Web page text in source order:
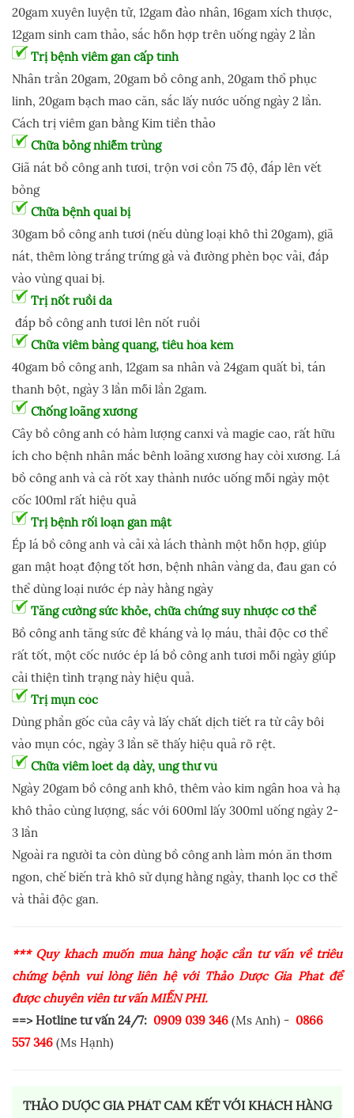
20gam xuyên luyện tử, 12gam đào nhân, 16gam xích thược,
12gam sinh cam thảo, sắc hỗn hợp trên uống ngày 2 lần
Trị bệnh viêm gan cấp tính
Nhân trần 20gam, 20gam bồ công anh, 20gam thổ phục
linh, 20gam bạch mao căn, sắc lấy nước uống ngày 2 lần.
Cách trị viêm gan bằng Kim tiền thảo
Chữa bỏng nhiễm trùng
Giã nát bồ công anh tươi, trộn vơi cồn 75 độ, đắp lên vết
bỏng
Chữa bệnh quai bị
30gam bồ công anh tươi (nếu dùng loại khô thì 20gam), giã
nát, thêm lòng trắng trứng gà và đường phèn bọc vải, đắp
vào vùng quai bị.
Trị nốt ruồi da
đắp bồ công anh tươi lên nốt ruồi
Chữa viêm bàng quang, tiêu hóa kém
40gam bồ công anh, 12gam sa nhân và 24gam quất bì, tán
thanh bột, ngày 3 lần mỗi lần 2gam.
Chống loãng xương
Cây bồ công anh có hàm lượng canxi và magie cao, rất hữu
ích cho bệnh nhân mắc bênh loãng xương hay còi xương. Lá
bồ công anh và cà rốt xay thành nước uống mỗi ngày một
cốc 100ml rất hiệu quả
Trị bệnh rối loạn gan mật
Ép lá bồ công anh và cải xà lách thành một hỗn hợp, giúp
gan mật hoạt động tốt hơn, bệnh nhân vàng da, đau gan có
thể dùng loại nước ép này hằng ngày
Tăng cường sức khỏe, chữa chứng suy nhược cơ thể
Bồ công anh tăng sức đề kháng và lọ máu, thải độc cơ thể
rất tốt, một cốc nước ép lá bồ công anh tươi mỗi ngày giúp
cải thiện tình trạng này hiệu quả.
Trị mụn cóc
Dùng phần gốc của cây và lấy chất dịch tiết ra từ cây bôi
vào mụn cóc, ngày 3 lần sẽ thấy hiệu quả rõ rệt.
Chữa viêm loét dạ dày, ung thư vú
Ngày 20gam bồ công anh khô, thêm vào kim ngân hoa và hạ
khô thảo cùng lượng, sắc với 600ml lấy 300ml uống ngày 2-
3 lần
Ngoài ra người ta còn dùng bồ công anh làm món ăn thơm
ngon, chế biến trà khô sử dụng hằng ngày, thanh lọc cơ thể
và thải độc gan.
*** Quý khách muốn mua hàng hoặc cần tư vấn về triêu
chứng bệnh vui lòng liên hệ với Thảo Dược Gia Phát để
được chuyên viên tư vấn MIỄN PHÍ.
==> Hotline tư vấn 24/7: 0909 039 346 (Ms Anh) - 0866
557 346 (Ms Hạnh)
THẢO DƯỢC GIA PHÁT CAM KẾT VỚI KHÁCH HÀNG